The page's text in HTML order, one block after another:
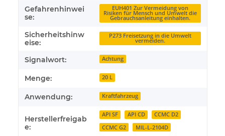
Gefahrenhinwei
se:
EUH401 Zur Vermeidung von
Risiken für Mensch und Umwelt die
Gebrauchsanleitung einhalten.
Sicherheitshinw
eise:
P273 Freisetzung in die Umwelt
vermeiden.
Signalwort: Achtung
Menge: 20 L
Anwendung: Kraftfahrzeug
Herstellerfreigab
e:
API SF API CD
CCMC D2
CCMC G2
MIL-L-2104D